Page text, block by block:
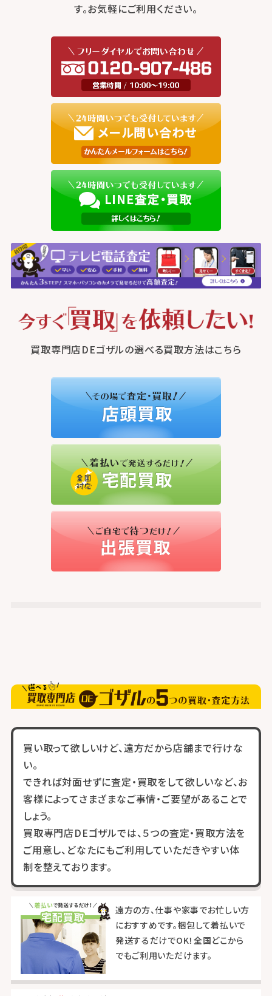
す。お気軽にご利用ください。
買取専門店DEゴザルの選べる買取方法はこちら
買い取って欲しいけど、遠方だから店舗まで行けな
い。
できれば対面せずに査定・買取をして欲しいなど、お
客様によってさまざまなご事情・ご要望があることで
しょう。
買取専門店DEゴザルでは、５つの査定・買取方法を
ご用意し、どなたにもご利用していただきやすい体
制を整えております。
遠方の方、仕事や家事でお忙しい方
におすすめです。梱包して着払いで
発送するだけでOK！全国どこから
でもご利用いただけます。